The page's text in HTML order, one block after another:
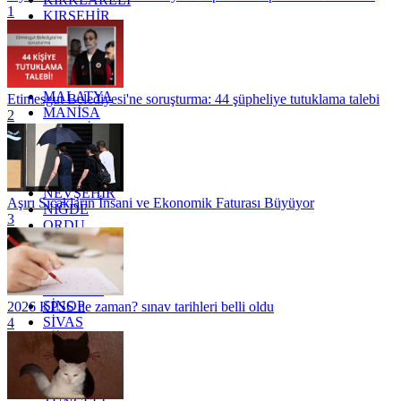
KIRŞEHİR
KOCAELİ
KONYA
KÜTAHYA
KİLİS
MALATYA
MANİSA
MARDİN
MERSİN
MUĞLA
MUŞ
NEVŞEHİR
NİĞDE
ORDU
OSMANİYE
RİZE
SAKARYA
SAMSUN
SİNOP
SİVAS
SİİRT
TEKİRDAĞ
TOKAT
TRABZON
1
Etimesgut Belediyesi'ne soruşturma: 44 şüpheliye tutuklama talebi
2
Aşırı Sıcakların İnsani ve Ekonomik Faturası Büyüyor
3
2026 KPSS ne zaman? sınav tarihleri belli oldu
4